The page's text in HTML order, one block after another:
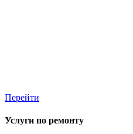
Перейти
Услуги по ремонту